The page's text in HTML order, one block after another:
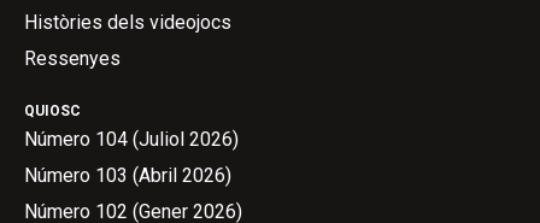
QUIOSC
Número 104 (Juliol 2026)
Número 103 (Abril 2026)
Número 102 (Gener 2026)
Històries dels videojocs
Ressenyes